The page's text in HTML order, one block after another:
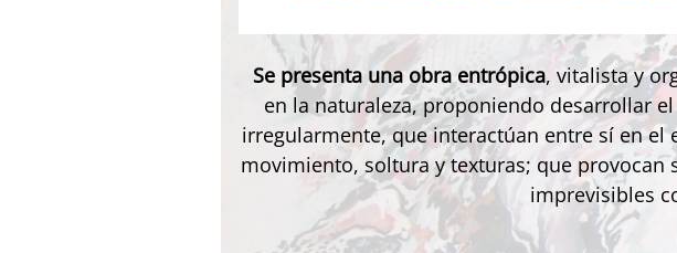
Se presenta una obra entrópica, vitalista y
en la naturaleza, proponiendo desarrollar
irregularmente, que interactúan entre sí en el
movimiento, soltura y texturas; que
imprevisibles